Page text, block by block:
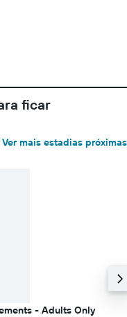
ficar
Ver mais estadias próximas
- Adults Only